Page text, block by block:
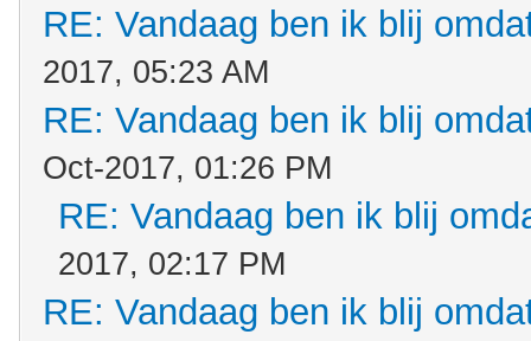
RE: Vandaag ben ik blij
2017, 05:23 AM
RE: Vandaag ben ik blij
Oct-2017, 01:26 PM
RE: Vandaag ben ik blij
2017, 02:17 PM
RE: Vandaag ben ik blij